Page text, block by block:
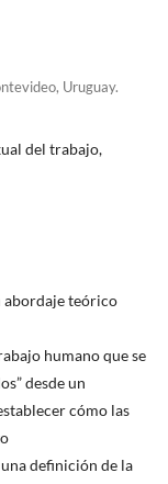
Uruguay.
del trabajo,
abordaje teórico
humano que se
desde un
cómo las
definición de la